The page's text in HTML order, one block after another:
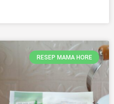
RESEP MAMA HORE